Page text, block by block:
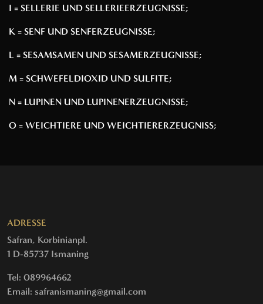
I = SELLERIE UND SELLERIEERZEUGNISSE;
K = SENF UND SENFERZEUGNISSE;
L = SESAMSAMEN UND SESAMERZEUGNISSE;
M = SCHWEFELDIOXID UND SULFITE;
N = LUPINEN UND LUPINENERZEUGNISSE;
O = WEICHTIERE UND WEICHTIERERZEUGNISS;
ADRESSE
Safran, Korbinianpl.
1 D-85737 Ismaning
Tel: 089964662
Email: safranismaning@gmail.com